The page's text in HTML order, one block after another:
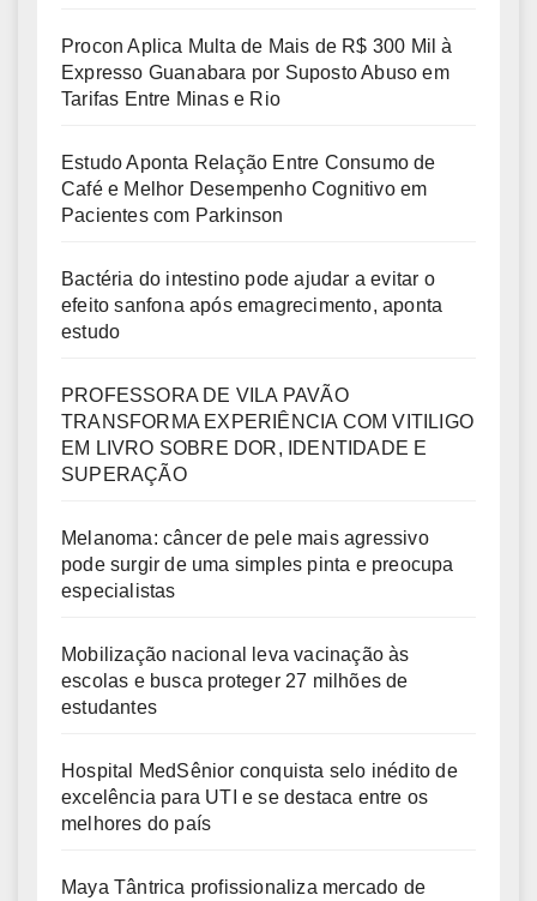
Procon Aplica Multa de Mais de R$ 300 Mil à
Expresso Guanabara por Suposto Abuso em
Tarifas Entre Minas e Rio
Estudo Aponta Relação Entre Consumo de
Café e Melhor Desempenho Cognitivo em
Pacientes com Parkinson
Bactéria do intestino pode ajudar a evitar o
efeito sanfona após emagrecimento, aponta
estudo
PROFESSORA DE VILA PAVÃO
TRANSFORMA EXPERIÊNCIA COM VITILIGO
EM LIVRO SOBRE DOR, IDENTIDADE E
SUPERAÇÃO
Melanoma: câncer de pele mais agressivo
pode surgir de uma simples pinta e preocupa
especialistas
Mobilização nacional leva vacinação às
escolas e busca proteger 27 milhões de
estudantes
Hospital MedSênior conquista selo inédito de
excelência para UTI e se destaca entre os
melhores do país
Maya Tântrica profissionaliza mercado de